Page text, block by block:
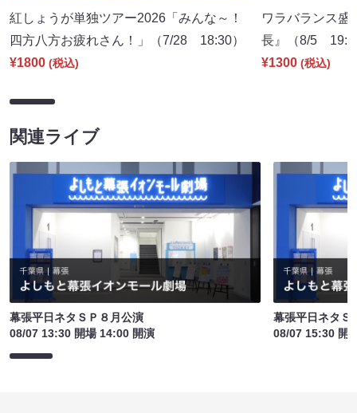
紅しょうが単独ツアー2026「みんな～！
四方八方お疲れさん！」（7/28 18:30）
¥1800 (税込)
ワラバランス盛
長』（8/5
¥1300 (税込)
関連ライブ
幕張平日ネタＳＰ８月公演
08/07 13:30 開場 14:00 開演
幕張平日ネタＳ
08/07 15:30 開